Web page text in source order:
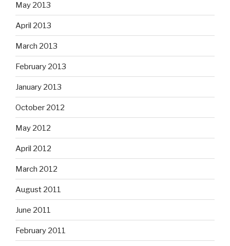
May 2013
April 2013
March 2013
February 2013
January 2013
October 2012
May 2012
April 2012
March 2012
August 2011
June 2011
February 2011